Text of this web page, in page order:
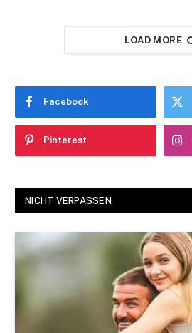
LOAD MORE
Facebook
Pinterest
NICHT VERPASSEN